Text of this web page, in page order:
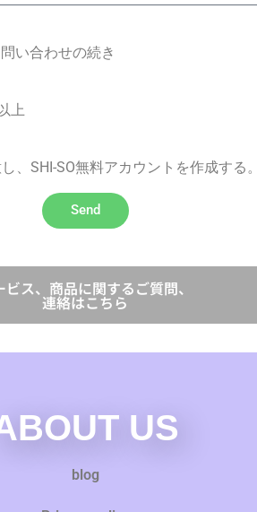
い合わせの続き
上
、SHI-SO無料アカウントを作成する。
Send
ビス、商品に関するご質問、
連絡はこちら
US
blog